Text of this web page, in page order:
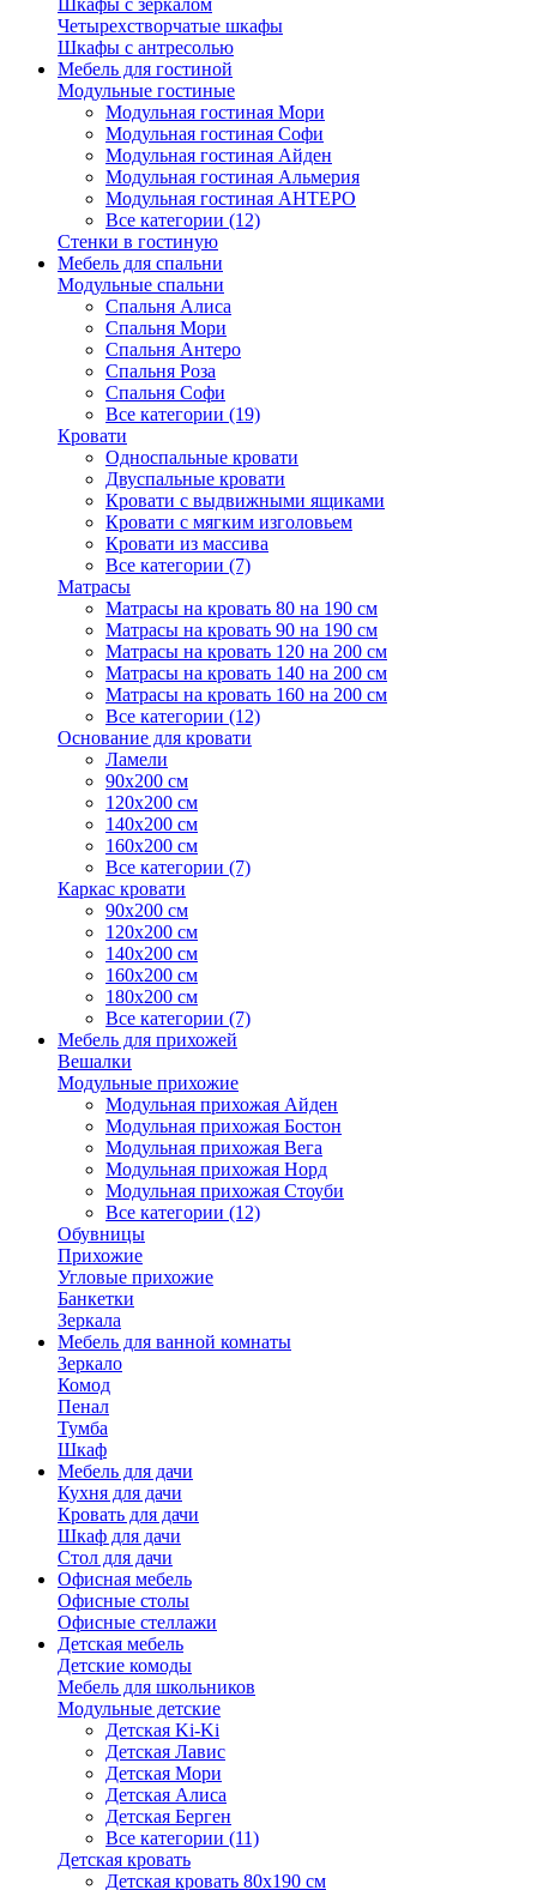
Шкафы с зеркалом
Четырехстворчатые шкафы
Шкафы с антресолью
Мебель для гостиной
Модульные гостиные
Модульная гостиная Мори
Модульная гостиная Софи
Модульная гостиная Айден
Модульная гостиная Альмерия
Модульная гостиная АНТЕРО
Все категории (12)
Стенки в гостиную
Мебель для спальни
Модульные спальни
Спальня Алиса
Спальня Мори
Спальня Антеро
Спальня Роза
Спальня Софи
Все категории (19)
Кровати
Односпальные кровати
Двуспальные кровати
Кровати с выдвижными ящиками
Кровати с мягким изголовьем
Кровати из массива
Все категории (7)
Матрасы
Матрасы на кровать 80 на 190 см
Матрасы на кровать 90 на 190 см
Матрасы на кровать 120 на 200 см
Матрасы на кровать 140 на 200 см
Матрасы на кровать 160 на 200 см
Все категории (12)
Основание для кровати
Ламели
90х200 см
120х200 см
140х200 см
160х200 см
Все категории (7)
Каркас кровати
90х200 см
120х200 см
140х200 см
160х200 см
180х200 см
Все категории (7)
Мебель для прихожей
Вешалки
Модульные прихожие
Модульная прихожая Айден
Модульная прихожая Бостон
Модульная прихожая Вега
Модульная прихожая Норд
Модульная прихожая Стоуби
Все категории (12)
Обувницы
Прихожие
Угловые прихожие
Банкетки
Зеркала
Мебель для ванной комнаты
Зеркало
Комод
Пенал
Тумба
Шкаф
Мебель для дачи
Кухня для дачи
Кровать для дачи
Шкаф для дачи
Стол для дачи
Офисная мебель
Офисные столы
Офисные стеллажи
Детская мебель
Детские комоды
Мебель для школьников
Модульные детские
Детская Ki-Ki
Детская Лавис
Детская Мори
Детская Алиса
Детская Берген
Все категории (11)
Детская кровать
Детская кровать 80х190 см